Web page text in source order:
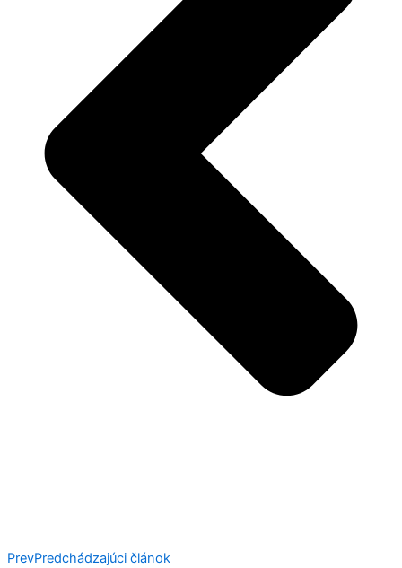
PrevPredchádzajúci článok